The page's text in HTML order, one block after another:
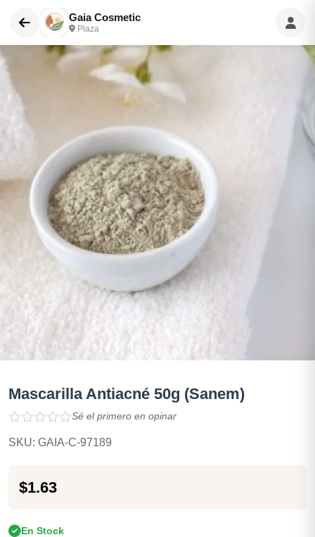
Gaia Cosmetic
Plaza
Mascarilla Antiacné 50g (Sanem)
Sé el primero en opinar
SKU: GAIA-C-97189
$1.63
En Stock